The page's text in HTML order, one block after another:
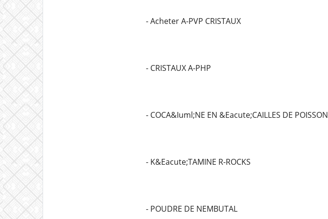
- Acheter A-PVP CRISTAUX
- CRISTAUX A-PHP
- COCA&Iuml;NE EN &Eacute;CAILLES DE POISSON
- K&Eacute;TAMINE R-ROCKS
- POUDRE DE NEMBUTAL